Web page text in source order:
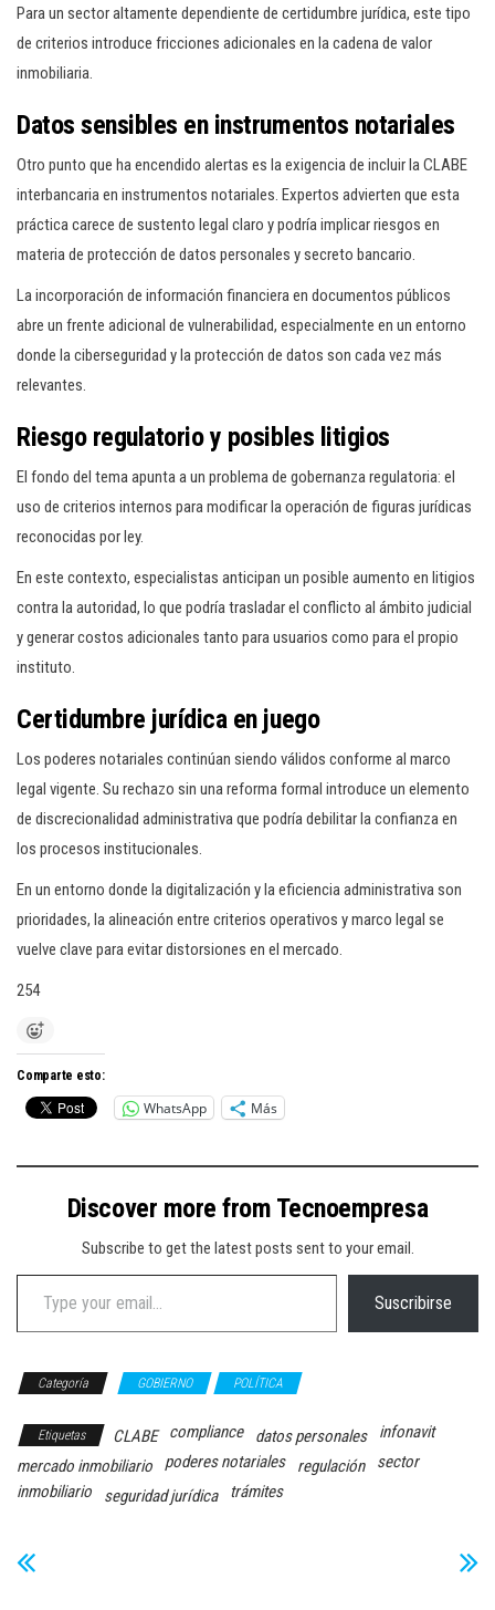
Para un sector altamente dependiente de certidumbre jurídica, este tipo
de criterios introduce fricciones adicionales en la cadena de valor
inmobiliaria.
Datos sensibles en instrumentos notariales
Otro punto que ha encendido alertas es la exigencia de incluir la CLABE
interbancaria en instrumentos notariales. Expertos advierten que esta
práctica carece de sustento legal claro y podría implicar riesgos en
materia de protección de datos personales y secreto bancario.
La incorporación de información financiera en documentos públicos
abre un frente adicional de vulnerabilidad, especialmente en un entorno
donde la ciberseguridad y la protección de datos son cada vez más
relevantes.
Riesgo regulatorio y posibles litigios
El fondo del tema apunta a un problema de gobernanza regulatoria: el
uso de criterios internos para modificar la operación de figuras jurídicas
reconocidas por ley.
En este contexto, especialistas anticipan un posible aumento en litigios
contra la autoridad, lo que podría trasladar el conflicto al ámbito judicial
y generar costos adicionales tanto para usuarios como para el propio
instituto.
Certidumbre jurídica en juego
Los poderes notariales continúan siendo válidos conforme al marco
legal vigente. Su rechazo sin una reforma formal introduce un elemento
de discrecionalidad administrativa que podría debilitar la confianza en
los procesos institucionales.
En un entorno donde la digitalización y la eficiencia administrativa son
prioridades, la alineación entre criterios operativos y marco legal se
vuelve clave para evitar distorsiones en el mercado.
254
Comparte esto:
WhatsApp Más
Discover more from Tecnoempresa
Subscribe to get the latest posts sent to your email.
Type your email…
Suscribirse
Categoría GOBIERNO POLÍTICA
Etiquetas CLABE compliance datos personales
infonavit
mercado inmobiliario
poderes notariales regulación
sector
inmobiliario
seguridad jurídica trámites